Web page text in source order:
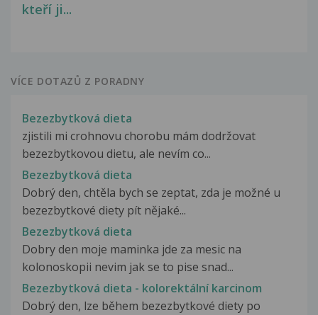
kteří ji...
VÍCE DOTAZŮ Z PORADNY
Bezezbytková dieta
zjistili mi crohnovu chorobu mám dodržovat
bezezbytkovou dietu, ale nevím co...
Bezezbytková dieta
Dobrý den, chtěla bych se zeptat, zda je možné u
bezezbytkové diety pít nějaké...
Bezezbytková dieta
Dobry den moje maminka jde za mesic na
kolonoskopii nevim jak se to pise snad...
Bezezbytková dieta - kolorektální karcinom
Dobrý den, lze během bezezbytkové diety po